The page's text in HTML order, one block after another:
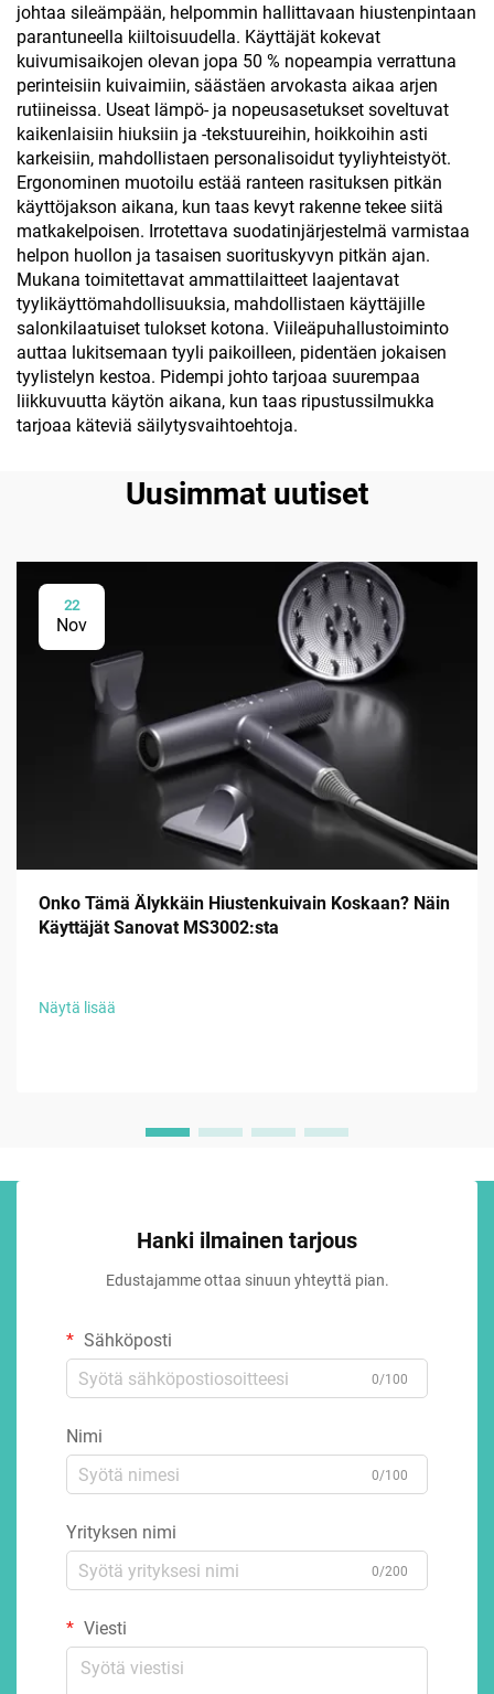
johtaa sileämpään, helpommin hallittavaan hiustenpintaan
parantuneella kiiltoisuudella. Käyttäjät kokevat
kuivumisaikojen olevan jopa 50 % nopeampia verrattuna
perinteisiin kuivaimiin, säästäen arvokasta aikaa arjen
rutiineissa. Useat lämpö- ja nopeusasetukset soveltuvat
kaikenlaisiin hiuksiin ja -tekstuureihin, hoikkoihin asti
karkeisiin, mahdollistaen personalisoidut tyyliyhteistyöt.
Ergonominen muotoilu estää ranteen rasituksen pitkän
käyttöjakson aikana, kun taas kevyt rakenne tekee siitä
matkakelpoisen. Irrotettava suodatinjärjestelmä varmistaa
helpon huollon ja tasaisen suorituskyvyn pitkän ajan.
Mukana toimitettavat ammattilaitteet laajentavat
tyylikäyttömahdollisuuksia, mahdollistaen käyttäjille
salonkilaatuiset tulokset kotona. Viileäpuhallustoiminto
auttaa lukitsemaan tyyli paikoilleen, pidentäen jokaisen
tyylistelyn kestoa. Pidempi johto tarjoaa suurempaa
liikkuvuutta käytön aikana, kun taas ripustussilmukka
tarjoaa käteviä säilytysvaihtoehtoja.
Uusimmat uutiset
22
Nov
Onko Tämä Älykkäin Hiustenkuivain Koskaan? Näin
Käyttäjät Sanovat MS3002:sta
Näytä lisää
Hanki ilmainen tarjous
Edustajamme ottaa sinuun yhteyttä pian.
Sähköposti
0/100
Nimi
0/100
Yrityksen nimi
0/200
Viesti